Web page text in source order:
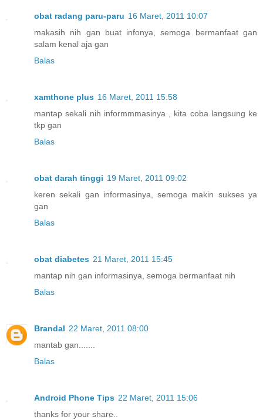
obat radang paru-paru 16 Maret, 2011 10:07
makasih nih gan buat infonya, semoga bermanfaat gan
salam kenal aja gan
Balas
xamthone plus 16 Maret, 2011 15:58
mantap sekali nih informmmasinya , kita coba langsung ke
tkp gan
Balas
obat darah tinggi 19 Maret, 2011 09:02
keren sekali gan informasinya, semoga makin sukses ya
gan
Balas
obat diabetes 21 Maret, 2011 15:45
mantap nih gan informasinya, semoga bermanfaat nih
Balas
Brandal 22 Maret, 2011 08:00
mantab gan.......
Balas
Android Phone Tips 22 Maret, 2011 15:06
thanks for your share..